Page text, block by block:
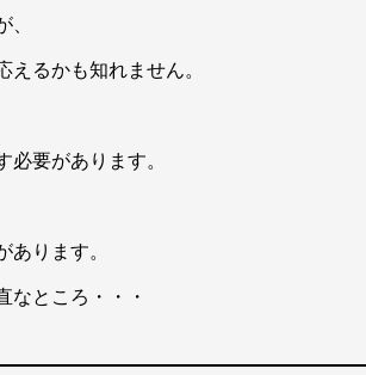
、
るかも知れません。
要があります。
あります。
なところ・・・